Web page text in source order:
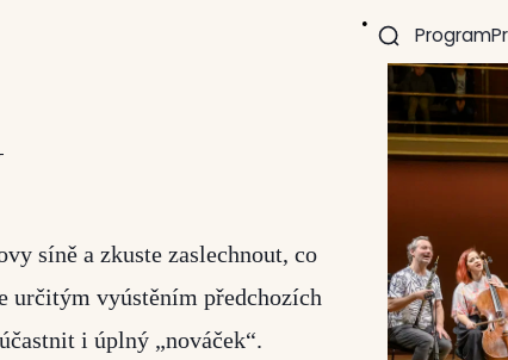
Program
síně a zkuste zaslechnout, co
určitým vyústěním předchozích
i úplný „nováček“.